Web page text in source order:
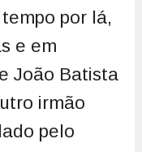
por lá,
e em
João Batista
irmão
pelo